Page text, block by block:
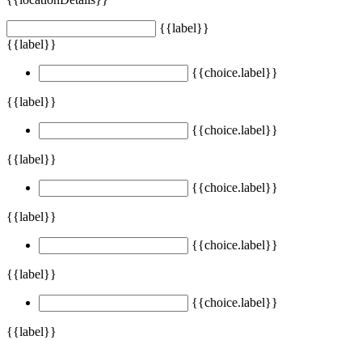
{{label}}
{{label}}
{{choice.label}}
{{label}}
{{choice.label}}
{{label}}
{{choice.label}}
{{label}}
{{choice.label}}
{{label}}
{{choice.label}}
{{label}}